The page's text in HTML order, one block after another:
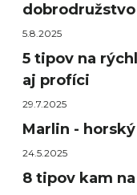
dobrodružstvo
5.8.2025
5 tipov na
aj profíci
29.7.2025
Marlin -
24.5.2025
8 tipov kam